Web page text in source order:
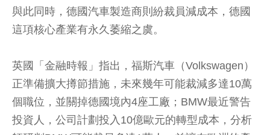
與此同時，德國汽車製造商則紛裁員減成本，德國
這項核心產業有永久萎縮之虞。
英國「金融時報」指出，福斯汽車（Volkswagen）
正準備擴大撙節措施，未來幾年可能裁減多達10萬
個職位，並關掉德國境內4座工廠；BMW最近警告
投資人，公司計劃投入10億歐元的轉型成本，分析